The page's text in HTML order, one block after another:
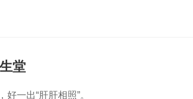
堂
一出“肝肝相照”。